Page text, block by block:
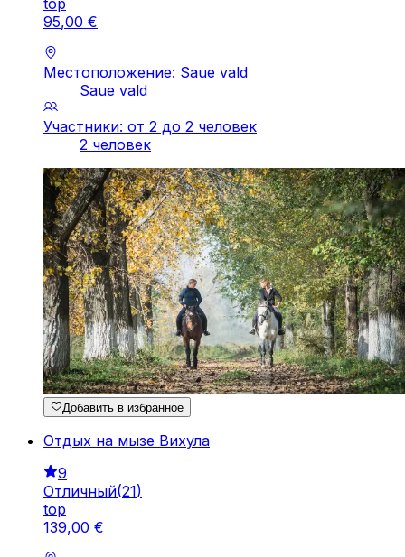
95,00 €
Местоположение: Saue vald
Saue vald
Участники: от 2 до 2 человек
2 человек
Добавить в избранное
Отдых на мызе Вихула
9
Отличный(21)
top
139,00 €